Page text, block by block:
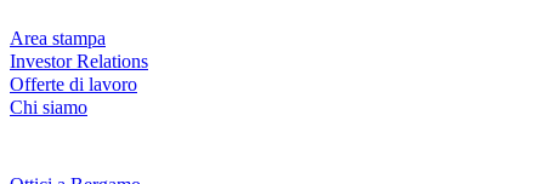
Area stampa
Investor Relations
Offerte di lavoro
Chi siamo